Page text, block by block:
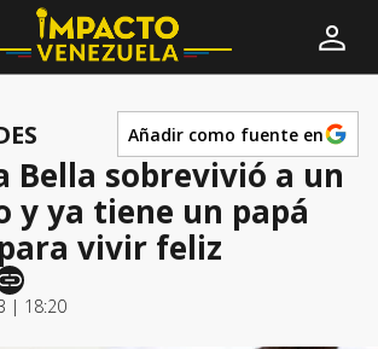
Añadir como fuente en
Bella sobrevivió a un
y ya tiene un papá
vivir feliz
| 18:20